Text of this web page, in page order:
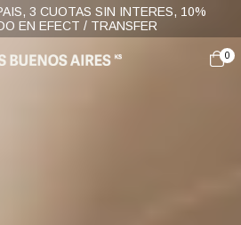
3 CUOTAS SIN INTERES, 10%
EN EFECT / TRANSFER
0